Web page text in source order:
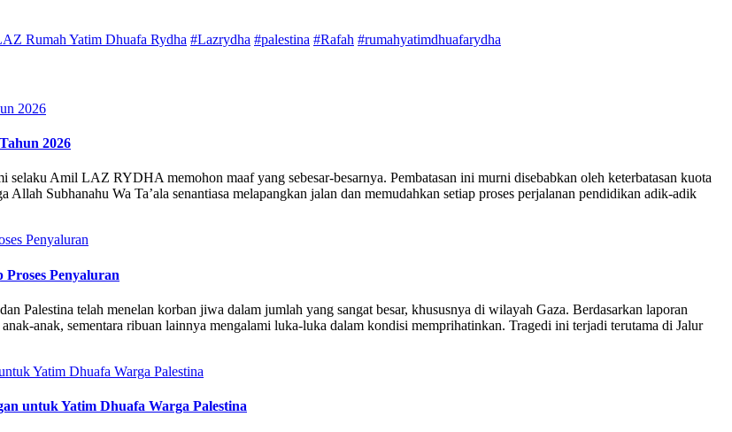
Rumah Yatim Dhuafa Rydha #Lazrydha #palestina #Rafah #rumahyatimdhuafarydha
2026
selaku Amil LAZ RYDHA memohon maaf yang sebesar-besarnya. Pembatasan ini murni disebabkan oleh keterbatasan kuota
Allah Subhanahu Wa Ta’ala senantiasa melapangkan jalan dan memudahkan setiap proses perjalanan pendidikan adik-adik
Penyaluran
Palestina telah menelan korban jiwa dalam jumlah yang sangat besar, khususnya di wilayah Gaza. Berdasarkan laporan
anak, sementara ribuan lainnya mengalami luka-luka dalam kondisi memprihatinkan. Tragedi ini terjadi terutama di Jalur
untuk Yatim Dhuafa Warga Palestina